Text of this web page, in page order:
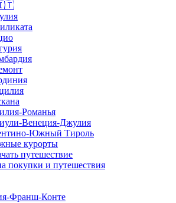
🇮🇹
Романья
Венеция-Джулия
Южный Тироль
курорты
путешествие
покупки и путешествия
Франш-Конте